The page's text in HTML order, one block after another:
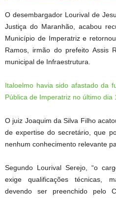
O desembargador Lourival de
Justiça do Maranhão, acabou
Município de Imperatriz e
Ramos, irmão do prefeito Assis
municipal de Infraestrutura.
Italoelmo havia sido afastado da
Pública de Imperatriz no último dia
O juiz Joaquim da Silva Filho
de expertise do secretário, que
nenhum conhecimento relevante
Segundo Lourival Serejo, “o
exige qualificações técnicas,
devendo ser preenchido pelo